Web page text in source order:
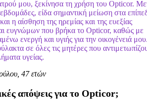
μου, ξεκίνησα τη χρήση του Opticor.
είδα σημαντική μείωση στα
η αίσθηση της ηρεμίας και της ευεξίας
ευγνώμων που βρήκα το Opticor, καθώς με
ενεργή και υγιής για την οικογένειά
σε όλες τις μητέρες που
υγείας.
47 ετών
απόψεις για το Opticor;